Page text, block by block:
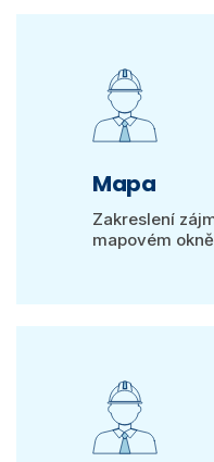
Mapa
Zakreslení
mapovém okně